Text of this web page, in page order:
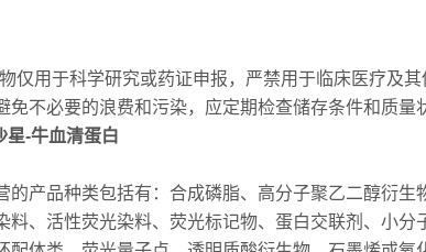
仅用于科学研究或药证申报，严禁用于临床医疗及
免不必要的浪费和污染，应定期检查储存条件和质量
-牛血清蛋白
的产品种类包括有：合成磷脂、高分子聚乙二醇衍
料、活性荧光染料、荧光标记物、蛋白交联剂、小